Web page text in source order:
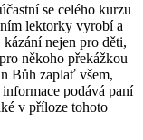
se celého kurzu
lektorky vyrobí a
nejen pro děti,
někoho překážkou
Bůh zaplať všem,
podává paní
v příloze tohoto